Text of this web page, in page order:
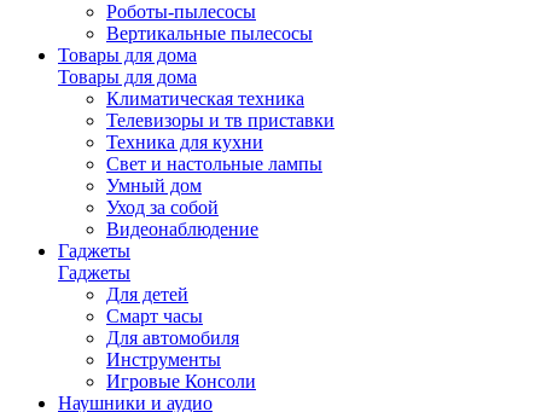
Роботы-пылесосы
Вертикальные пылесосы
Товары для дома
Товары для дома
Климатическая техника
Телевизоры и тв приставки
Техника для кухни
Свет и настольные лампы
Умный дом
Уход за собой
Видеонаблюдение
Гаджеты
Гаджеты
Для детей
Смарт часы
Для автомобиля
Инструменты
Игровые Консоли
Наушники и аудио